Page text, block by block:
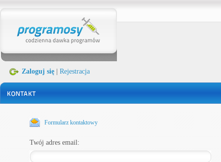
Zaloguj się Rejestracja
Formularz kontaktowy
Twój adres email: